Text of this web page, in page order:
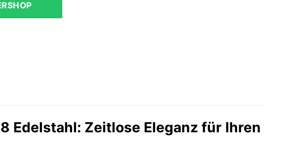
€151,20 €.
Edelstahl: Zeitlose Eleganz für Ihren